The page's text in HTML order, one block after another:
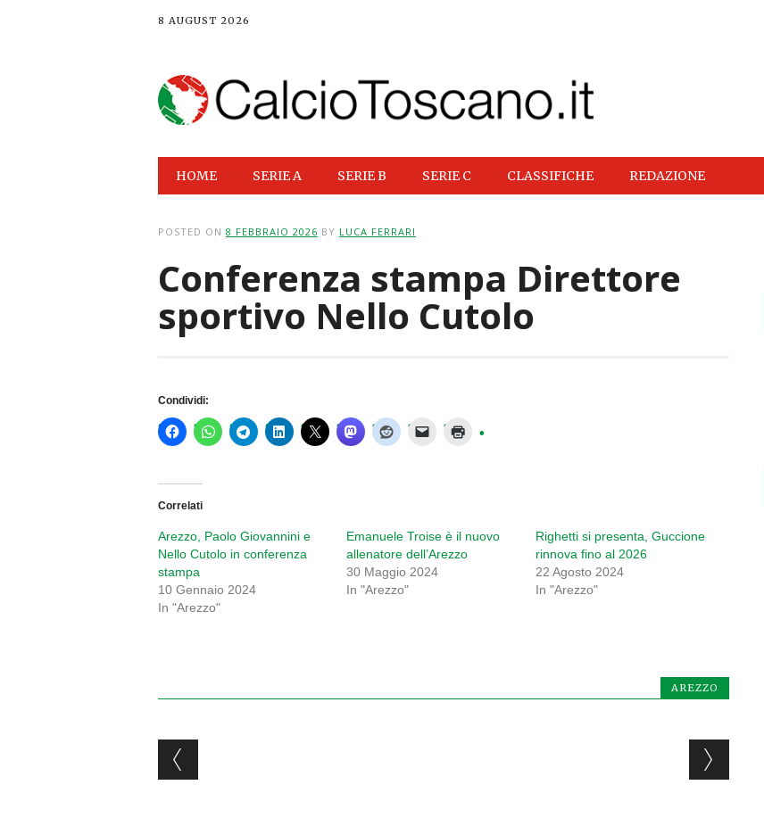
8 AUGUST 2026
Main menu
HOME SERIE A SERIE B SERIE C CLASSIFICHE REDAZIONE
POSTED ON 8 FEBBRAIO 2026 BY LUCA FERRARI
Conferenza stampa Direttore
sportivo Nello Cutolo
Condividi:
Correlati
Arezzo, Paolo Giovannini e
Nello Cutolo in conferenza
stampa
10 Gennaio 2024
In "Arezzo"
Emanuele Troise è il nuovo
allenatore dell’Arezzo
30 Maggio 2024
In "Arezzo"
Righetti si presenta, Guccione
rinnova fino al 2026
22 Agosto 2024
In "Arezzo"
AREZZO
Post navigation